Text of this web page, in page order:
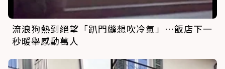
流浪狗熱到絕望「趴門縫想吹冷氣」…飯店下一
秒暖舉感動萬人